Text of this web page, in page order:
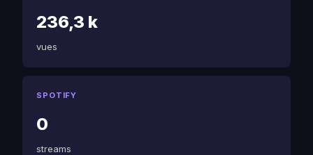
236,3 k
vues
SPOTIFY
0
streams